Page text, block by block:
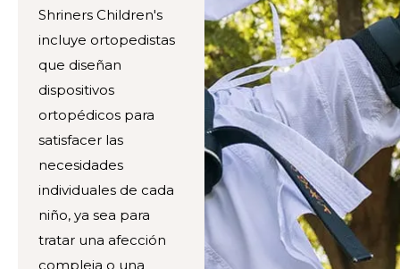
Shriners Children's
incluye ortopedistas
que diseñan
dispositivos
ortopédicos para
satisfacer las
necesidades
individuales de cada
niño, ya sea para
tratar una afección
compleja o una